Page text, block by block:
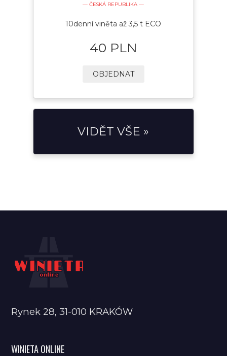
— ČESKÁ REPUBLIKA —
10denní viněta až 3,5 t ECO
40 PLN
OBJEDNAT
VIDĚT VŠE »
Rynek 28, 31-010 KRAKÓW
WINIETA ONLINE